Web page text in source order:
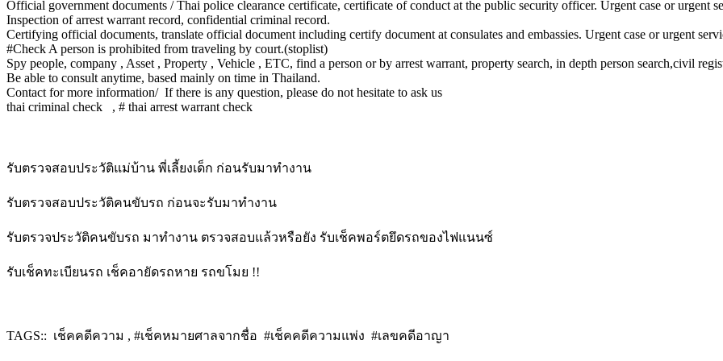
Official government documents / Thai police clearance certificate, certificate of conduct at the public security officer. Urgent case or urgent
Inspection of arrest warrant record, confidential criminal record.
Certifying official documents, translate official document including certify document at consulates and embassies. Urgent case or urgent
#Check A person is prohibited from traveling by court.(stoplist)
Spy people, company , Asset , Property , Vehicle , ETC, find a person or by arrest warrant, property search, in depth person search,civil
Be able to consult anytime, based mainly on time in Thailand.
Contact for more information/ If there is any question, please do not hesitate to ask us
thai criminal check , # thai arrest warrant check
รับตรวจสอบประวัติแม่บ้าน พี่เลี้ยงเด็ก ก่อนรับมาทำงาน
รับตรวจสอบประวัติคนขับรถ ก่อนจะรับมาทำงาน
รับตรวจประวัติคนขับรถ มาทำงาน ตรวจสอบแล้วหรือยัง รับเช็คพอร์ตยึดรถของไฟแนนซ์
รับเช็คทะเบียนรถ เช็คอายัดรถหาย รถขโมย !!
TAGS:: เช็คคดีความ , #เช็คหมายศาลจากชื่อ #เช็คคดีความแพ่ง #เลขคดีอาญา